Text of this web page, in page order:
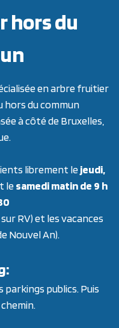
hors du
en arbre fruitier
du commun
à côté de Bruxelles,
librement lejeudi,
lesamedi matin de 9 h
RV) et les vacances
Nouvel An).
parkings publics. Puis